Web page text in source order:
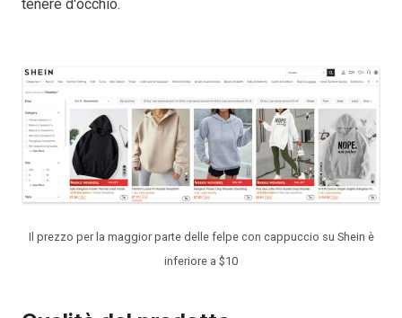
tenere d'occhio.
Il prezzo per la maggior parte delle felpe con cappuccio su Shein è
inferiore a $10